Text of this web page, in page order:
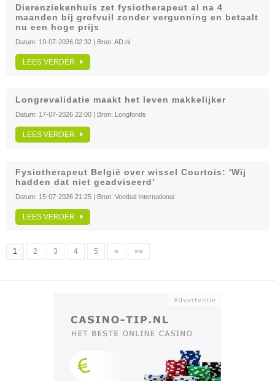
Dierenziekenhuis zet fysiotherapeut al na 4
maanden bij grofvuil zonder vergunning en betaalt
nu een hoge prijs
Datum: 19-07-2026 02:32 | Bron: AD.nl
LEES VERDER
Longrevalidatie maakt het leven makkelijker
Datum: 17-07-2026 22:00 | Bron: Longfonds
LEES VERDER
Fysiotherapeut België over wissel Courtois: 'Wij
hadden dat niet geadviseerd'
Datum: 15-07-2026 21:25 | Bron: Voetbal International
LEES VERDER
1 2 3 4 5 » »»